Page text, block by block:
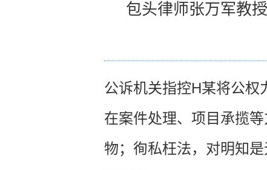
包头律师张万军教
公诉机关指控H某将公权
在案件处理、项目承揽
物；徇私枉法，对明知